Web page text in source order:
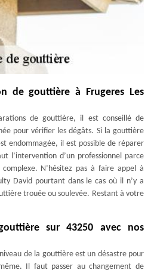
de gouttière à Frugeres Les
de gouttière, il est conseillé de
pour vérifier les dégâts. Si la gouttière
endommagée, il est possible de réparer
l’intervention d’un professionnel parce
complexe. N’hésitez pas à faire appel à
David pourtant dans le cas où il n’y a
trouée ou soulevée. Restant à votre
sur 43250 avec nos
de la gouttière est un désastre pour
Il faut passer au changement de